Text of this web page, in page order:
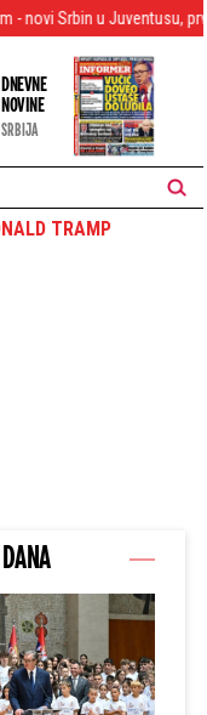
Juventusu, prvi čovek
DNEVNE
NOVINE
SRBIJA
TRAMP